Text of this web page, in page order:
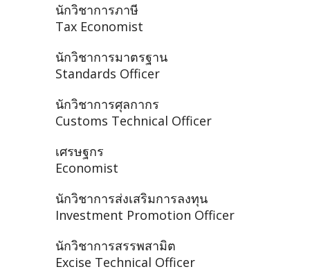
นักวิชาการภาษี
Tax Economist
นักวิชาการมาตรฐาน
Standards Officer
นักวิชาการศุลกากร
Customs Technical Officer
เศรษฐกร
Economist
นักวิชาการส่งเสริมการลงทุน
Investment Promotion Officer
นักวิชาการสรรพสามิต
Excise Technical Officer